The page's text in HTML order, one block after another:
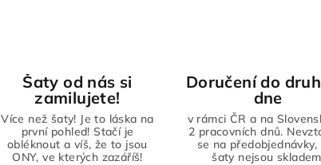
Šaty od nás si
zamilujete!
Více než šaty! Je to láska na
první pohled! Stačí je
obléknout a víš, že to jsou
ONY, ve kterých zazáříš!
Doručení do
dne
v rámci ČR a na
2 pracovních dnů.
se na předobjednávky,
šaty nejsou